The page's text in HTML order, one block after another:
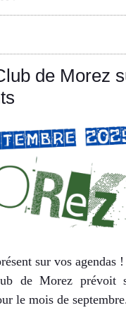
de Morez
sur vos agendas
de Morez prévoit
le mois de